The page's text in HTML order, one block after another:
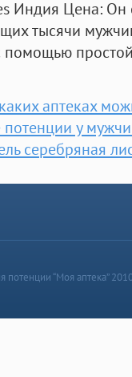
Индия Цена:
тысячи
помощью
аптеках
у
серебряная
потенции “Моя аптека”